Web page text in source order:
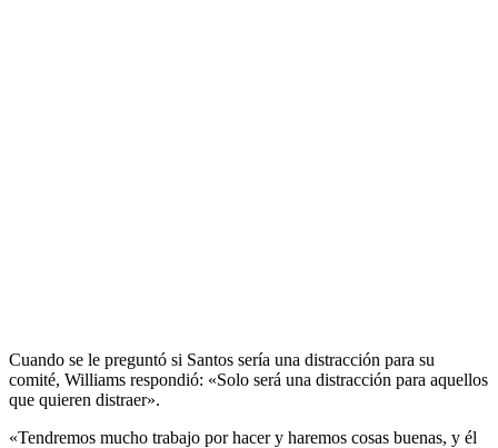
Cuando se le preguntó si Santos sería una distracción para su
comité, Williams respondió: «Solo será una distracción para aquellos
que quieren distraer».
«Tendremos mucho trabajo por hacer y haremos cosas buenas, y él